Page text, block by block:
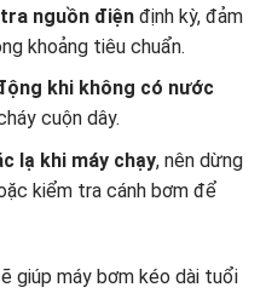
nguồn điệnđịnh kỳ, đảm
khoảng tiêu chuẩn.
khi không có nước
cuộn dây.
lạ khi máy chạy, nên dừng
kiểm tra cánh bơm để
giúp máy bơm kéo dài tuổi